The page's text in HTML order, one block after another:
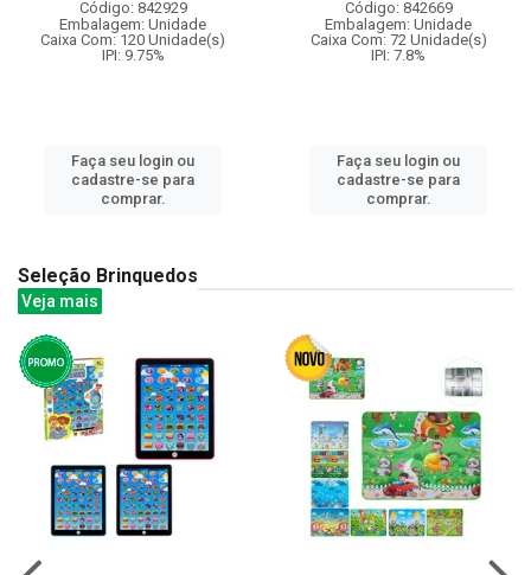
Código: 842929
Embalagem: Unidade
Caixa Com: 120 Unidade(s)
IPI: 9.75%
Faça seu login ou
cadastre-se para
comprar.
Código: 842669
Embalagem: Unidade
Caixa Com: 72 Unidade(s)
IPI: 7.8%
Faça seu login ou
cadastre-se para
comprar.
Seleção Brinquedos
Veja mais